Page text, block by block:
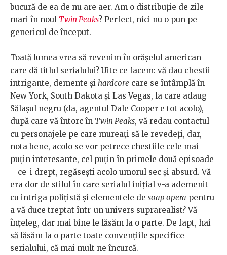
bucură de ea de nu are aer. Am o distribuție de zile
mari în noul Twin Peaks? Perfect, nici nu o pun pe
genericul de început.
Toată lumea vrea să revenim în orășelul american
care dă titlul serialului? Uite ce facem: vă dau chestii
intrigante, demente și hardcore care se întâmplă în
New York, South Dakota și Las Vegas, la care adaug
Sălașul negru (da, agentul Dale Cooper e tot acolo),
după care vă întorc în Twin Peaks, vă redau contactul
cu personajele pe care mureați să le revedeți, dar,
nota bene, acolo se vor petrece chestiile cele mai
puțin interesante, cel puțin în primele două episoade
– ce-i drept, regăsești acolo umorul sec și absurd. Vă
era dor de stilul în care serialul inițial v-a ademenit
cu intriga polițistă și elementele de soap opera pentru
a vă duce treptat într-un univers suprarealist? Vă
înțeleg, dar mai bine le lăsăm la o parte. De fapt, hai
să lăsăm la o parte toate convențiile specifice
serialului, că mai mult ne încurcă.